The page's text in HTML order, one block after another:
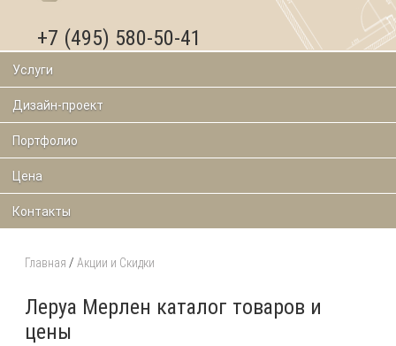
+7 (495) 580-50-41
Услуги
Дизайн-проект
Портфолио
Цена
Контакты
Главная / Акции и Скидки
Леруа Мерлен каталог товаров и
цены